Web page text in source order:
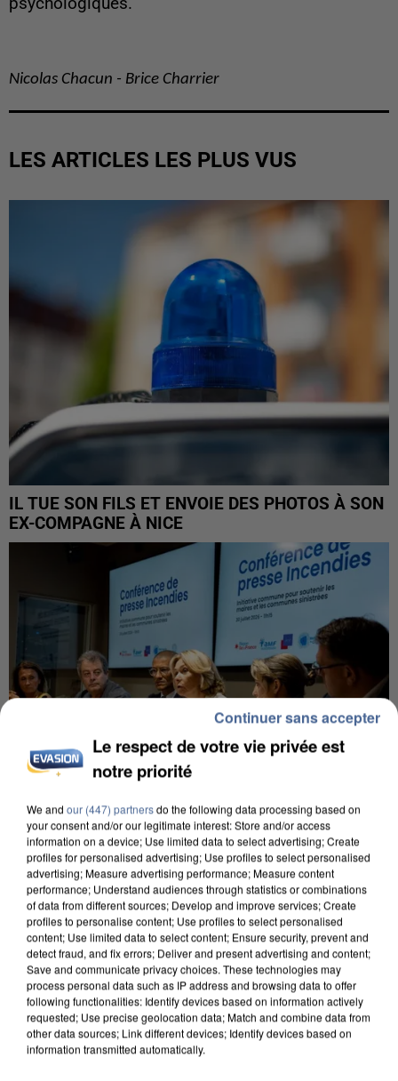
Nicolas Chacun - Brice Charrier
LES ARTICLES LES PLUS VUS
IL TUE SON FILS ET ENVOIE DES PHOTOS À SON
EX-COMPAGNE À NICE
INCENDIES : L’ÎLE-DE-FRANCE LANCE UN ÉLAN
DE SOLIDARITÉ AVEC LES...
Le respect de votre vie privée est
notre priorité
We and our (447) partnersdo the following data processing based on
your consent and/or our legitimate interest: Store and/or access
information on a device; Use limited data to select advertising; Create
profiles for personalised advertising; Use profiles to select personalised
advertising; Measure advertising performance; Measure content
performance; Understand audiences through statistics or combinations
of data from different sources; Develop and improve services; Create
profiles to personalise content; Use profiles to select personalised
content; Use limited data to select content; Ensure security, prevent and
detect fraud, and fix errors; Deliver and present advertising and content;
Save and communicate privacy choices. These technologies may
process personal data such as IP address and browsing data to offer
following functionalities: Identify devices based on information actively
requested; Use precise geolocation data; Match and combine data from
other data sources; Link different devices; Identify devices based on
information transmitted automatically.
Continuer sans accepter